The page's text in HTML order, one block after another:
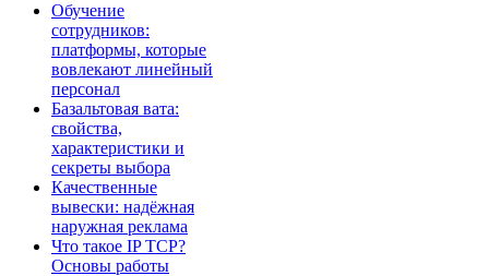
Обучение
сотрудников:
платформы, которые
вовлекают линейный
персонал
Базальтовая вата:
свойства,
характеристики и
секреты выбора
Качественные
вывески: надёжная
наружная реклама
Что такое IP TCP?
Основы работы